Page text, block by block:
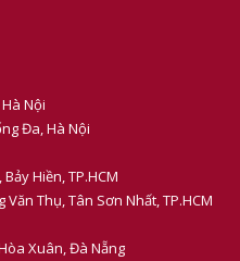
Nội
Đa, Hà Nội
Hiền, TP.HCM
Thụ, Tân Sơn Nhất, TP.HCM
Xuân, Đà Nẵng